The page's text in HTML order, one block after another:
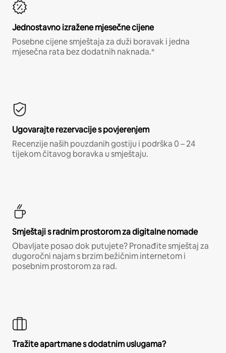
Jednostavno izražene mjesečne cijene
Posebne cijene smještaja za duži boravak i jedna
mjesečna rata bez dodatnih naknada.*
Ugovarajte rezervacije s povjerenjem
Recenzije naših pouzdanih gostiju i podrška 0 – 24
tijekom čitavog boravka u smještaju.
Smještaji s radnim prostorom za digitalne nomade
Obavljate posao dok putujete? Pronađite smještaj za
dugoročni najam s brzim bežičnim internetom i
posebnim prostorom za rad.
Tražite apartmane s dodatnim uslugama?